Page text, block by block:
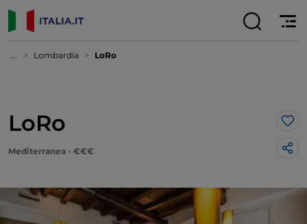
... Lombardia LoRo
LoRo
Mediterranea - €€€